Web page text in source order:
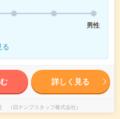
男性
る
詳しく見る
（旧テンプスタッフ株式会社）